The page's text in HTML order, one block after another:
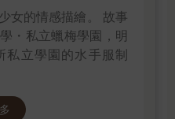
女的情感描繪。 故事
・私立蠟梅學園，明
私立學園的水手服制